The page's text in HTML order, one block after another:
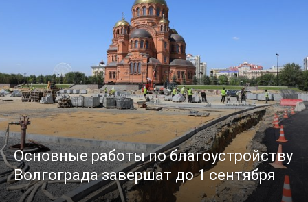
Основные работы по благоустройству
Волгограда завершат до 1 сентября